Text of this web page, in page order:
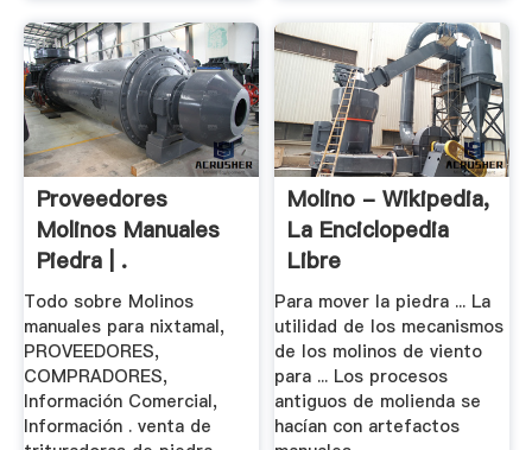
Proveedores
Molinos Manuales
Piedra | .
Todo sobre Molinos
manuales para nixtamal,
PROVEEDORES,
COMPRADORES,
Información Comercial,
Información . venta de
Molino - Wikipedia,
La Enciclopedia
Libre
Para mover la piedra ... La
utilidad de los mecanismos
de los molinos de viento
para ... Los procesos
antiguos de molienda se
hacían con artefactos